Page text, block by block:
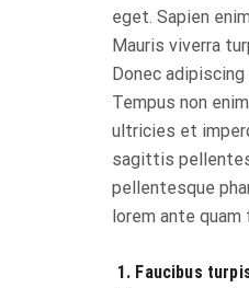
eget. Sapien
Mauris viverra
Donec
Tempus non
ultricies et
sagittis
pellentesque
lorem ante quam
1. Faucibus